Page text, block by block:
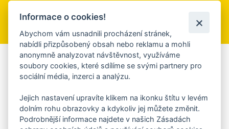
Přihlásit se k odběru
Aplikace Mobilní rozhlas
Chcete dostávat do svého mobilu či mailu upozornění na
ankety, pozvánky na kulturní a sportovní akce?
Více informací o aplikaci
Informace o cookies!
Abychom vám usnadnili procházení stránek,
nabídli přizpůsobený obsah nebo reklamu a mohli
anonymně analyzovat návštěvnost, využíváme
soubory cookies, které sdílíme se svými partnery pro
sociální média, inzerci a analýzu.
Jejich nastavení upravíte klikem na ikonku štítu v levém
dolním rohu obrazovky a kdykoliv jej můžete změnit.
Podrobnější informace najdete v našich Zásadách